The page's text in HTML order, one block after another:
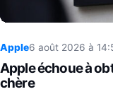
Apple6 août 2026 à
Apple échoue à
chère